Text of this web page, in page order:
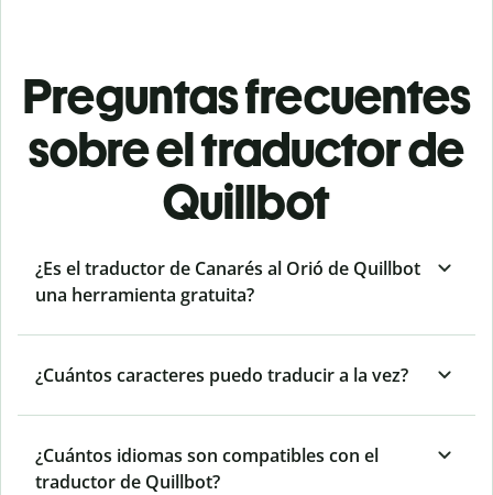
Preguntas frecuentes
sobre el traductor de
Quillbot
¿Es el traductor de Canarés al Orió de Quillbot
una herramienta gratuita?
¿Cuántos caracteres puedo traducir a la vez?
¿Cuántos idiomas son compatibles con el
traductor de Quillbot?